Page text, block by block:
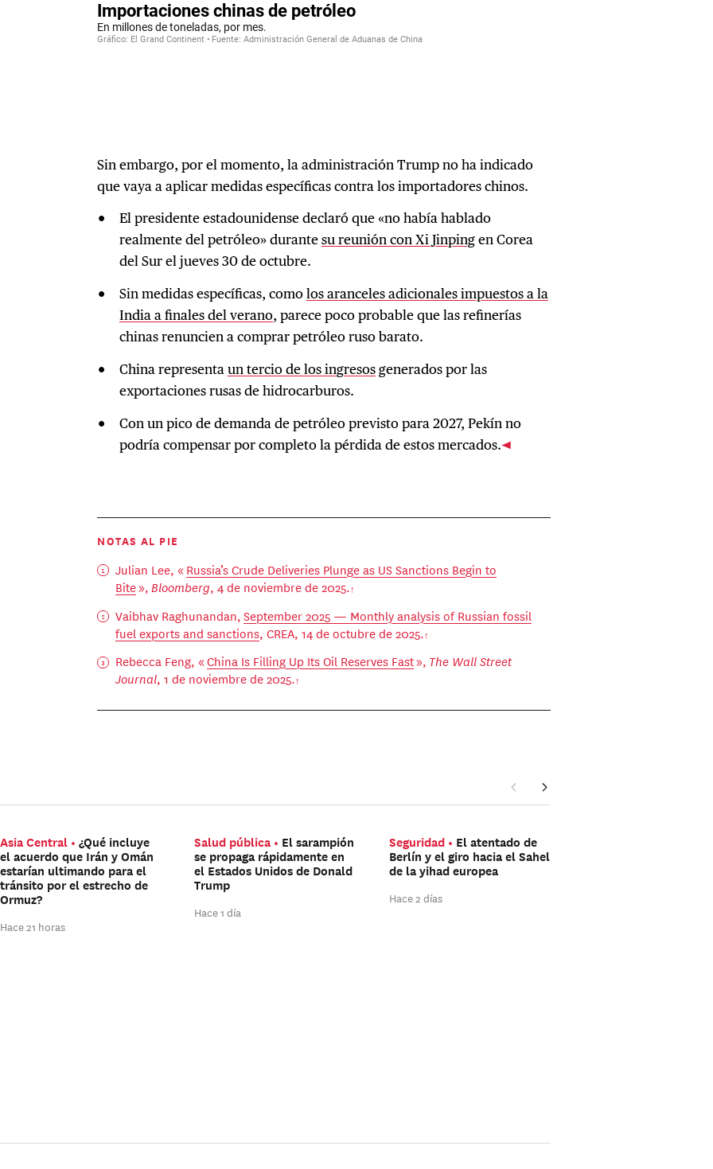
Sin embargo, por el momento, la administración Trump no ha indicado
que vaya a aplicar medidas específicas contra los importadores chinos.
El presidente estadounidense declaró que «no había hablado
realmente del petróleo» durantesu reunión con Xi Jinpingen Corea
del Sur el jueves 30 de octubre.
Sin medidas específicas, comolos aranceles adicionales impuestos a la
India a finales del verano, parece poco probable que las refinerías
chinas renuncien a comprar petróleo ruso barato.
China representa un tercio de los ingresosgenerados por las
exportaciones rusas de hidrocarburos.
Con un pico de demanda de petróleo previsto para 2027, Pekín no
podría compensar por completo la pérdida de estos mercados.
NOTAS AL PIE
Julian Lee, «Russia’s Crude Deliveries Plunge as US Sanctions Begin to
Bite»,Bloomberg, 4 de noviembre de 2025.
Vaibhav Raghunandan,September 2025 — Monthly analysis of Russian fossil
fuel exports and sanctions, CREA, 14 de octubre de 2025.
Rebecca Feng, «China Is Filling Up Its Oil Reserves Fast», The Wall Street
Journal, 1 de noviembre de 2025.
Asia Central
¿Qué incluye
el acuerdo que Irán y Omán
estarían ultimando para el
tránsito por el estrecho de
Ormuz?
Hace 21 horas
Salud pública
El sarampión
se propaga rápidamente en
el Estados Unidos de Donald
Trump
Hace 1 día
Seguridad
El atentado de
Berlín y el giro hacia el Sahel
de la yihad europea
Hace 2 días